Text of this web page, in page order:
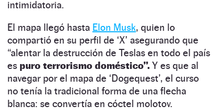
intimidatoria.
El mapa llegó hasta Elon Musk, quien lo
compartió en su perfil de ‘X’ asegurando que
“alentar la destrucción de Teslas en todo el país
es puro terrorismo doméstico”. Y es que al
navegar por el mapa de ‘Dogequest’, el curso
no tenía la tradicional forma de una flecha
blanca: se convertía en cóctel molotov.